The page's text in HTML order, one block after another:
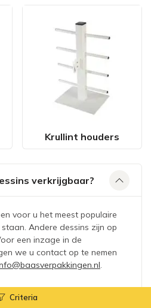
Krullint houders
verkrijgbaar?
voor u het meest populaire
Andere dessins zijn op
een inzage in de
we u contact op te nemen
.
gebruiken bij
Criteria